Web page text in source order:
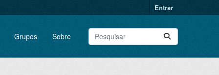
Entrar
Grupos Sobre